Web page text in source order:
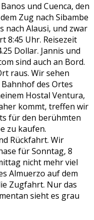
und Cuenca, den
Zug nach Sibambe
nach Alausi, und zwar
8:45 Uhr. Reisezeit
Dollar. Jannis und
sind auch an Bord.
raus. Wir sehen
des Ortes
Hostal Ventura,
kommt, treffen wir
für den berühmten
zu kaufen.
Rückfahrt. Wir
für Sonntag, 8
nicht mehr viel
Almuerzo auf dem
Zugfahrt. Nur das
sieht es grau